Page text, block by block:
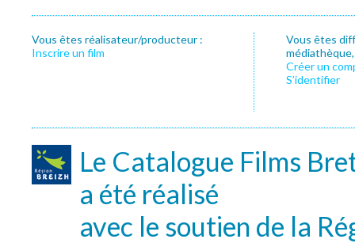
Vous êtes réalisateur/producteur :
Inscrire un film
Vous êtes
Créer un
S’identifier
Le Catalogue Films
a été réalisé
avec le soutien de la